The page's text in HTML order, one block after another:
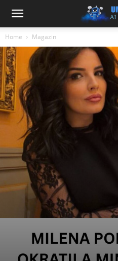
Home Magazin